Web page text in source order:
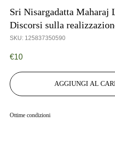
Sri Nisargadatta Maharaj
Discorsi sulla
SKU: 125837350590
€10
AGGIUNGI AL
Ottime condizioni